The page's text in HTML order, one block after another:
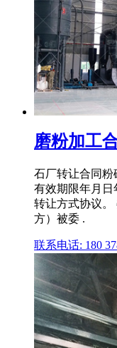
磨粉加工
石厂转让合同粉
有效期限年月日
转让方式协议。
方）被委 .
联系电话: 180